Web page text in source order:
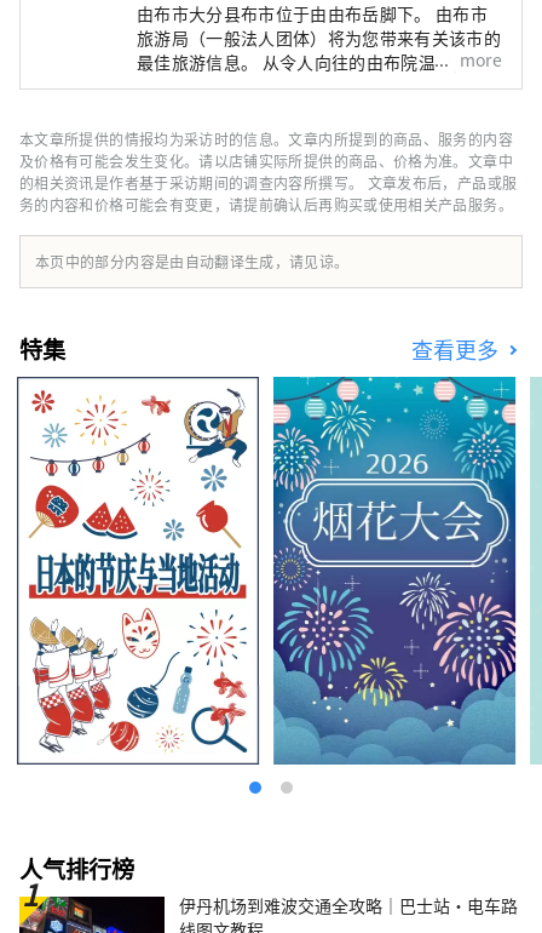
由布市大分县布市位于由由布岳脚下。 由布市
旅游局（一般法人团体）将为您带来有关该市的
最佳旅游信息。 从令人向往的由布院温泉，到
充满怀旧气息的汤平温泉，再到令人心旷神怡的
涌水——我们这些热爱本地的人，精心挑选了这
些地方，为您提供住宿、美食和自然体验。 您
的旅程将从位于JR由布院站旁的由布市旅游信
息中心开始。我们希望您的旅程会非常精彩。
more
本文章所提供的情报均为采访时的信息。文章内所提到的商品、服务的内容
及价格有可能会发生变化。请以店铺实际所提供的商品、价格为准。文章中
的相关资讯是作者基于采访期间的调查内容所撰写。 文章发布后，产品或服
务的内容和价格可能会有变更，请提前确认后再购买或使用相关产品服务。
本页中的部分内容是由自动翻译生成，请见谅。
特集 查看更多
人气排行榜
伊丹机场到难波交通全攻略｜巴士站・电车路